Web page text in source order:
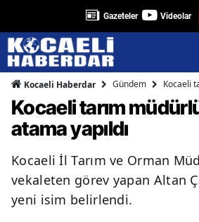
Gazeteler Videolar
Kocaeli Haberdar Gündem Kocaeli
Kocaeli tarım
atama yapıldı
Kocaeli İl Tarım ve Orman
vekaleten görev yapan Altan
yeni isim belirlendi.